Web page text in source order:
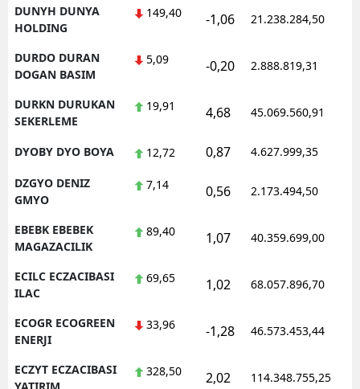
DUNYH DUNYA
HOLDING
149,40 -1,06 21.238.284,50
DURDO DURAN
DOGAN BASIM
5,09 -0,20 2.888.819,31
DURKN DURUKAN
SEKERLEME
19,91 4,68 45.069.560,91
DYOBY DYO BOYA 12,72 0,87 4.627.999,35
DZGYO DENIZ
GMYO
7,14 0,56 2.173.494,50
EBEBK EBEBEK
MAGAZACILIK
89,40 1,07 40.359.699,00
ECILC ECZACIBASI
ILAC
69,65 1,02 68.057.896,70
ECOGR ECOGREEN
ENERJI
33,96 -1,28 46.573.453,44
ECZYT ECZACIBASI
328,50 2,02 114.348.755,25